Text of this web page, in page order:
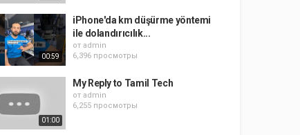
00:59
iPhone'da km düşürme yöntemi
ile dolandırıcılık...
от admin
6,396 просмотры
01:00
My Reply to Tamil Tech
от admin
6,255 просмотры